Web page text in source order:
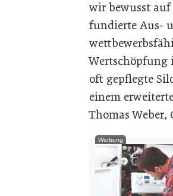
wir bewusst
fundierte Aus-
Wertschöpfung
oft gepflegte
einem
Thomas
Werbung